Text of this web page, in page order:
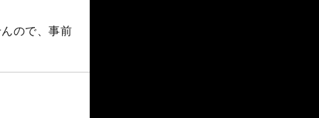
ので、事前